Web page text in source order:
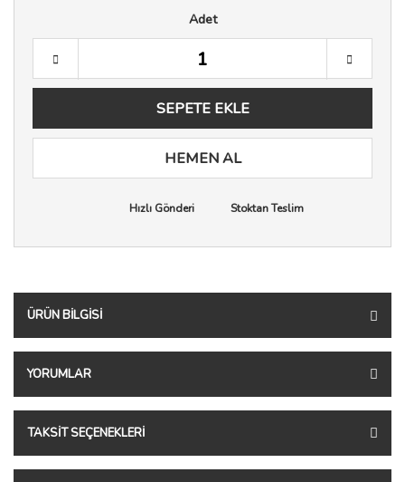
Adet
SEPETE EKLE
HEMEN AL
Hızlı Gönderi Stoktan Teslim
ÜRÜN BILGISI
YORUMLAR
TAKSIT SEÇENEKLERI